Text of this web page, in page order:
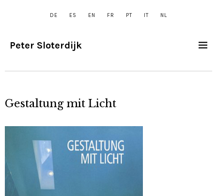
DE ES EN FR PT IT NL
Peter Sloterdijk
Gestaltung mit Licht